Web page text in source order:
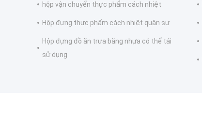
hộp vận chuyển thực phẩm cách nhiệt
Hộp đựng thực phẩm cách nhiệt quân sự
Hộp đựng đồ ăn trưa bằng nhựa có thể tái
sử dụng